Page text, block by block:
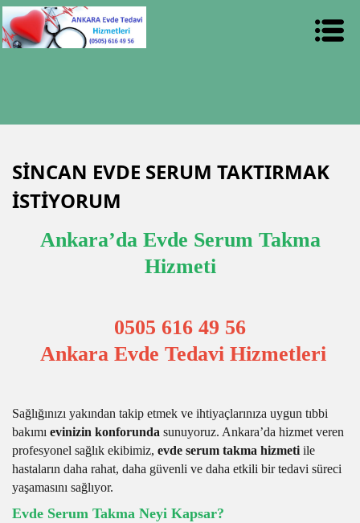
SİNCAN EVDE SERUM TAKTIRMAK
İSTİYORUM
Ankara’da Evde Serum Takma
Hizmeti
0505 616 49 56
Ankara Evde Tedavi Hizmetleri
Sağlığınızı yakından takip etmek ve ihtiyaçlarınıza uygun tıbbi
bakımı evinizin konforunda sunuyoruz. Ankara’da hizmet veren
profesyonel sağlık ekibimiz, evde serum takma hizmeti ile
hastaların daha rahat, daha güvenli ve daha etkili bir tedavi süreci
yaşamasını sağlıyor.
Evde Serum Takma Neyi Kapsar?